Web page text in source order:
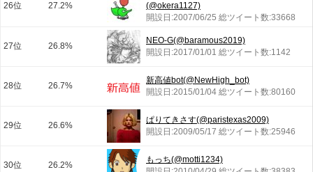
26位 27.2%
(@okera1127)
開設日:2007/06/25 総ツイート数:33668
27位 26.8%
NEO-G(@baramous2019)
開設日:2017/01/01 総ツイート数:1142
28位 26.7%
新高値bot(@NewHigh_bot)
開設日:2015/01/04 総ツイート数:80160
29位 26.6%
ぱりてきさす(@paristexas2009)
開設日:2009/05/17 総ツイート数:25946
30位 26.2%
もっち(@motti1234)